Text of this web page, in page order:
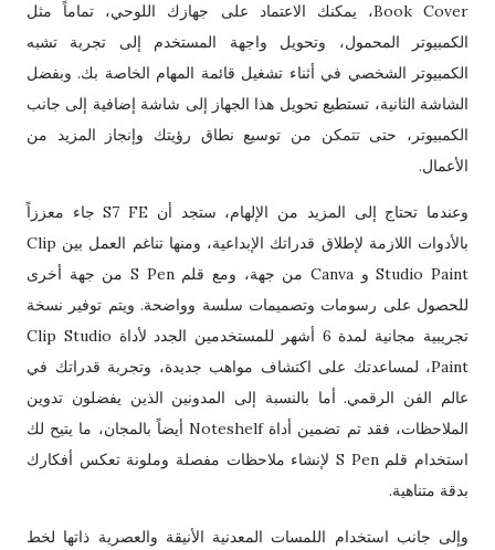
Book Cover، يمكنك الاعتماد على جهازك اللوحي، تماماً مثل
الكمبيوتر المحمول، وتحويل واجهة المستخدم إلى تجربة تشبه
الكمبيوتر الشخصي في أثناء تشغيل قائمة المهام الخاصة بك. وبفضل
الشاشة الثانية، تستطيع تحويل هذا الجهاز إلى شاشة إضافية إلى جانب
الكمبيوتر، حتى تتمكن من توسيع نطاق رؤيتك وإنجاز المزيد من
الأعمال.
وعندما تحتاج إلى المزيد من الإلهام، ستجد أن S7 FE جاء معززاً
بالأدوات اللازمة لإطلاق قدراتك الإبداعية، ومنها تناغم العمل بين Clip
Studio Paint و Canva من جهة، ومع قلم S Pen من جهة أخرى
للحصول على رسومات وتصميمات سلسة وواضحة. ويتم توفير نسخة
تجريبية مجانية لمدة 6 أشهر للمستخدمين الجدد لأداة Clip Studio
Paint، لمساعدتك على اكتشاف مواهب جديدة، وتجربة قدراتك في
عالم الفن الرقمي. أما بالنسبة إلى المدونين الذين يفضلون تدوين
الملاحظات، فقد تم تضمين أداة Noteshelf أيضاً بالمجان، ما يتيح لك
استخدام قلم S Pen لإنشاء ملاحظات مفصلة وملونة تعكس أفكارك
بدقة متناهية.
وإلى جانب استخدام اللمسات المعدنية الأنيقة والعصرية ذاتها لخط